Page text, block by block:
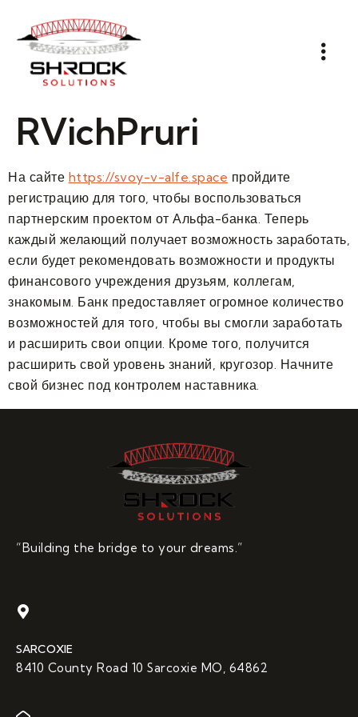
RVichPruri
На сайте https://svoy-v-alfe.space пройдите
регистрацию для того, чтобы воспользоваться
партнерским проектом от Альфа-банка. Теперь
каждый желающий получает возможность заработать,
если будет рекомендовать возможности и продукты
финансового учреждения друзьям, коллегам,
знакомым. Банк предоставляет огромное количество
возможностей для того, чтобы вы смогли заработать
и расширить свои опции. Кроме того, получится
расширить свой уровень знаний, кругозор. Начните
свой бизнес под контролем наставника.
“Building the bridge to your dreams.”
SARCOXIE
8410 County Road 10 Sarcoxie MO, 64862